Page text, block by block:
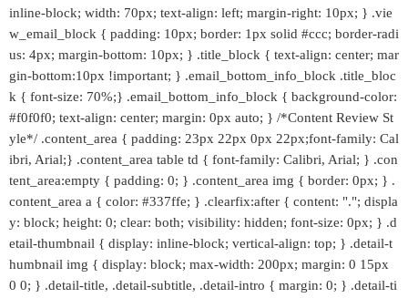
inline-block; width: 70px; text-align: left; margin-right: 10px; } .vie
w_email_block { padding: 10px; border: 1px solid #ccc; border-radi
us: 4px; margin-bottom: 10px; } .title_block { text-align: center; mar
gin-bottom:10px !important; } .email_bottom_info_block .title_bloc
k { font-size: 70%;} .email_bottom_info_block { background-color:
#f0f0f0; text-align: center; margin: 0px auto; } /*Content Review St
yle*/ .content_area { padding: 23px 22px 0px 22px;font-family: Cal
ibri, Arial;} .content_area table td { font-family: Calibri, Arial; } .con
tent_area:empty { padding: 0; } .content_area img { border: 0px; } .
content_area a { color: #337ffe; } .clearfix:after { content: "."; displa
y: block; height: 0; clear: both; visibility: hidden; font-size: 0px; } .d
etail-thumbnail { display: inline-block; vertical-align: top; } .detail-t
humbnail img { display: block; max-width: 200px; margin: 0 15px
0 0; } .detail-title, .detail-subtitle, .detail-intro { margin: 0; } .detail-ti